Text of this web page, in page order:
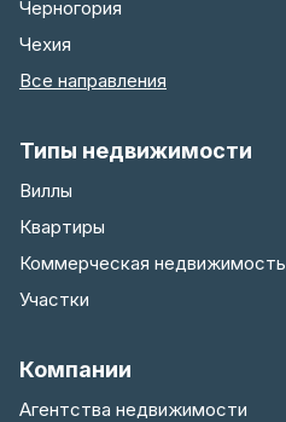
Черногория
Чехия
Все направления
Типы недвижимости
Виллы
Квартиры
Коммерческая недвижимость
Участки
Компании
Агентства недвижимости